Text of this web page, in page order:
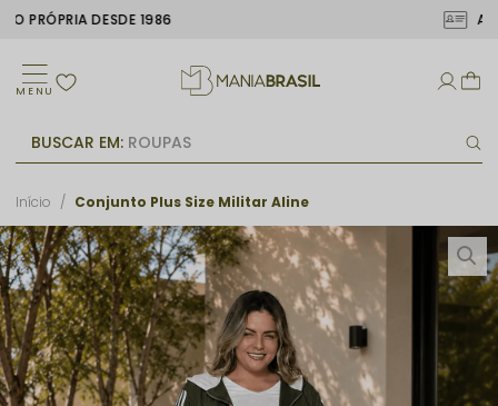
MENU
BUSCAR EM: ROUPAS
Início Conjunto Plus Size Militar Aline